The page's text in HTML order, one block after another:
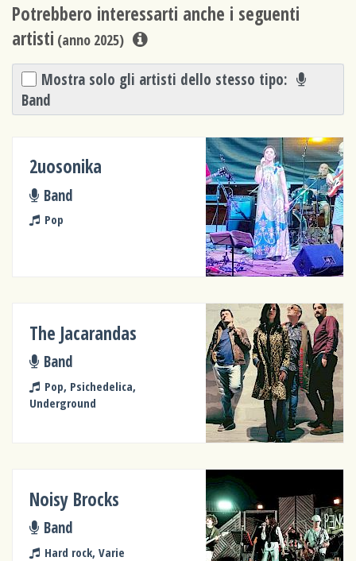
Potrebbero interessarti anche i seguenti
artisti (anno 2025)
Mostra solo gli artisti dello stesso tipo:
Band
2uosonika
Band
Pop
The Jacarandas
Band
Pop, Psichedelica,
Underground
Noisy Brocks
Band
Hard rock, Varie